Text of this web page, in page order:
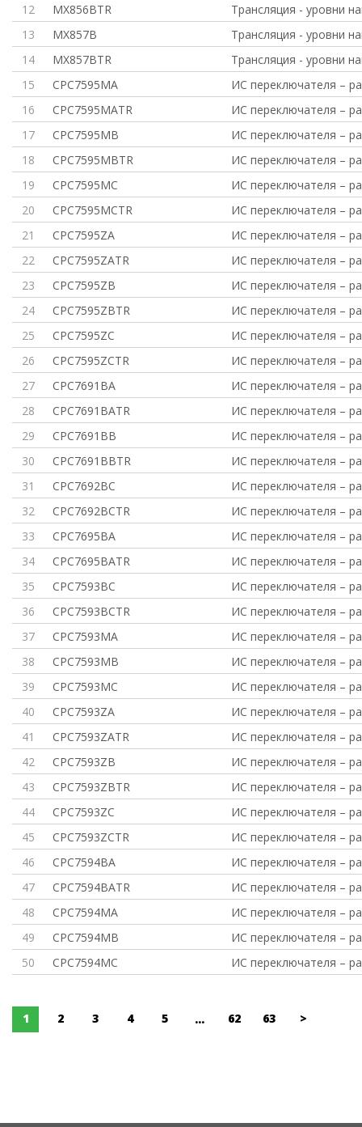
12
MX856BTR
Трансляция - уровни
13
MX857B
Трансляция - уровни
14
MX857BTR
Трансляция - уровни
15
CPC7595MA
ИС переключателя –
16
CPC7595MATR
ИС переключателя –
17
CPC7595MB
ИС переключателя –
18
CPC7595MBTR
ИС переключателя –
19
CPC7595MC
ИС переключателя –
20
CPC7595MCTR
ИС переключателя –
21
CPC7595ZA
ИС переключателя –
22
CPC7595ZATR
ИС переключателя –
23
CPC7595ZB
ИС переключателя –
24
CPC7595ZBTR
ИС переключателя –
25
CPC7595ZC
ИС переключателя –
26
CPC7595ZCTR
ИС переключателя –
27
CPC7691BA
ИС переключателя –
28
CPC7691BATR
ИС переключателя –
29
CPC7691BB
ИС переключателя –
30
CPC7691BBTR
ИС переключателя –
31
CPC7692BC
ИС переключателя –
32
CPC7692BCTR
ИС переключателя –
33
CPC7695BA
ИС переключателя –
34
CPC7695BATR
ИС переключателя –
35
CPC7593BC
ИС переключателя –
36
CPC7593BCTR
ИС переключателя –
37
CPC7593MA
ИС переключателя –
38
CPC7593MB
ИС переключателя –
39
CPC7593MC
ИС переключателя –
40
CPC7593ZA
ИС переключателя –
41
CPC7593ZATR
ИС переключателя –
42
CPC7593ZB
ИС переключателя –
43
CPC7593ZBTR
ИС переключателя –
44
CPC7593ZC
ИС переключателя –
45
CPC7593ZCTR
ИС переключателя –
46
CPC7594BA
ИС переключателя –
47
CPC7594BATR
ИС переключателя –
48
CPC7594MA
ИС переключателя –
49
CPC7594MB
ИС переключателя –
50
CPC7594MC ИС переключателя –
1 2 3 4 5 ... 62 63 >